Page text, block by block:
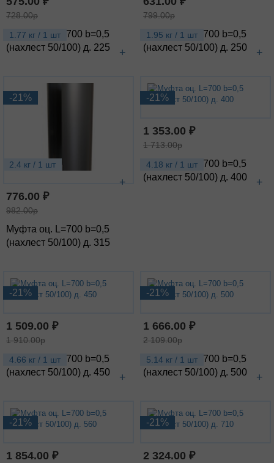
1.77 кг / 1 шт
+
728.00р
Муфта оц. L=700 b=0,5
(нахлест 50/100) д. 225
1.95 кг / 1 шт
+
799.00р
Муфта оц. L=700 b=0,5
(нахлест 50/100) д. 250
-21%
2.4 кг / 1 шт
776.00 ₽
+
982.00р
Муфта оц. L=700 b=0,5
(нахлест 50/100) д. 315
-21%
4.18 кг / 1 шт
1 353.00 ₽
+
1 713.00р
Муфта оц. L=700 b=0,5
(нахлест 50/100) д. 400
-21%
4.66 кг / 1 шт
1 509.00 ₽
+
1 910.00р
Муфта оц. L=700 b=0,5
(нахлест 50/100) д. 450
-21%
5.14 кг / 1 шт
1 666.00 ₽
+
2 109.00р
Муфта оц. L=700 b=0,5
(нахлест 50/100) д. 500
-21%
1 854.00 ₽
-21%
2 324.00 ₽